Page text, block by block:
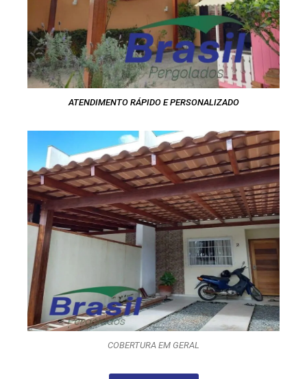
ATENDIMENTO RÁPIDO E PERSONALIZADO
COBERTURA EM GERAL